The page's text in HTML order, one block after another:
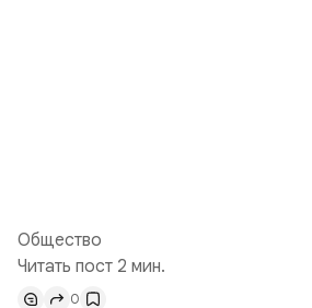
Общество
Читать пост 2 мин.
0